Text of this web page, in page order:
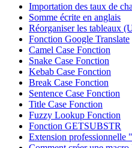
Importation des taux de
Somme écrite en anglais
Réorganiser les tableaux
Fonction Google Translate
Camel Case Fonction
Snake Case Fonction
Kebab Case Fonction
Break Case Fonction
Sentence Case Fonction
Title Case Fonction
Fuzzy Lookup Fonction
Fonction GETSUBSTR
Extension